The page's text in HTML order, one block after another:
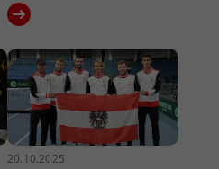
20.10.2025